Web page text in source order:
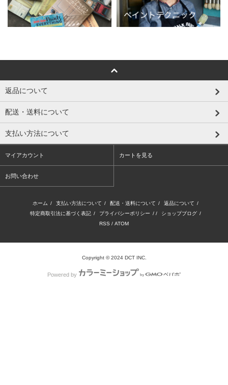
返品について
配送・送料について
支払い方法について
マイアカウント カートを見る
お問い合わせ
ホーム / 支払い方法について / 配送・送料について / 返品について /
特定商取引法に基づく表記 / プライバシーポリシー / / ショップブログ /
RSS / ATOM
Copyright © 2024 DCT INC.
Powered by